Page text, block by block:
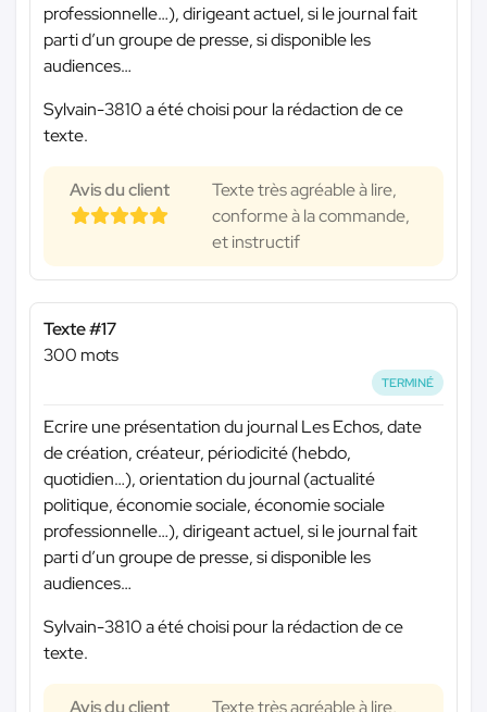
professionnelle…), dirigeant actuel, si le journal fait
parti d’un groupe de presse, si disponible les
audiences…
Sylvain-3810 a été choisi pour la rédaction de ce
texte.
Avis du client
Texte très agréable à lire,
conforme à la commande,
et instructif
Texte #17
300 mots
TERMINÉ
Ecrire une présentation du journal Les Echos, date
de création, créateur, périodicité (hebdo,
quotidien…), orientation du journal (actualité
politique, économie sociale, économie sociale
professionnelle…), dirigeant actuel, si le journal fait
parti d’un groupe de presse, si disponible les
audiences…
Sylvain-3810 a été choisi pour la rédaction de ce
texte.
Avis du client Texte très agréable à lire,